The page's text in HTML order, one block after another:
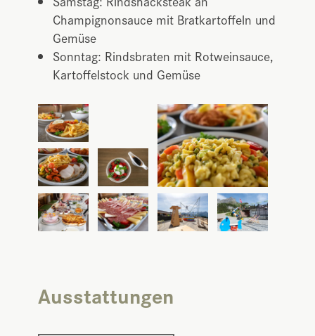
Champignonsauce mit Bratkartoffeln und
Gemüse
Sonntag: Rindsbraten mit Rotweinsauce,
Kartoffelstock und Gemüse
Ausstattungen